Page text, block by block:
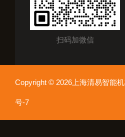
扫码加微信
Copyright © 2026上海清易智能
号-7